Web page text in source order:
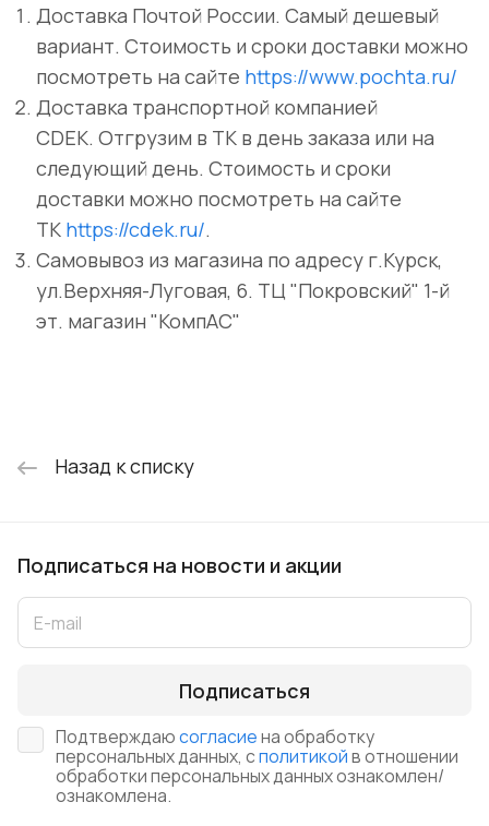
Доставка Почтой России. Самый дешевый
вариант. Стоимость и сроки доставки можно
посмотреть на сайте https://www.pochta.ru/
Доставка транспортной компанией
CDEK. Отгрузим в ТК в день заказа или на
следующий день. Стоимость и сроки
доставки можно посмотреть на сайте
ТК https://cdek.ru/.
Самовывоз из магазина по адресу г.Курск,
ул.Верхняя-Луговая, 6. ТЦ "Покровский" 1-й
эт. магазин "КомпАС"
Назад к списку
Подписаться на новости и акции
Подписаться
Подтверждаюсогласиена обработку
персональных данных, сполитикойв отношении
обработки персональных данных ознакомлен/
ознакомлена.